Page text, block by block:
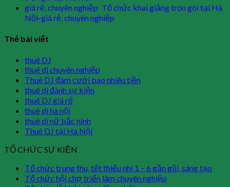
Tổ chức khai giảng trọn gói tại Hà
Nội-giá rẻ, chuyên nghiệp
Thẻ bài viết
thuê DJ
thuê dj chuyên nghiệp
Thuê DJ đám cưới bao nhiêu tiền
thuê dj đánh sự kiện
thuê DJ giá rẻ
thuê dj hà nội
thuê dj nữ bắc ninh
Thuê DJ tại Hà Nội
TỔ CHỨC SỰ KIỆN
Tổ chức trung thu, tết thiếu nhi 1 – 6 gần gũi, sáng tạo
Tổ chức hội chợ triển lãm chuyên nghiệp